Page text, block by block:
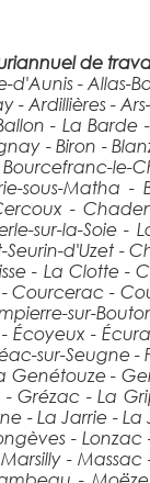
de
d'Aunis - Allas-
- Ardillières -
- La
- Biron -
le-
sous-Matha -
-
sur-la-Soie
d'Uzet -
- La Clotte -
Courcerac -
sur-
Écoyeux -
sur-Seugne
Genétouze -
Grézac - La
- La Jarrie - La
-
-